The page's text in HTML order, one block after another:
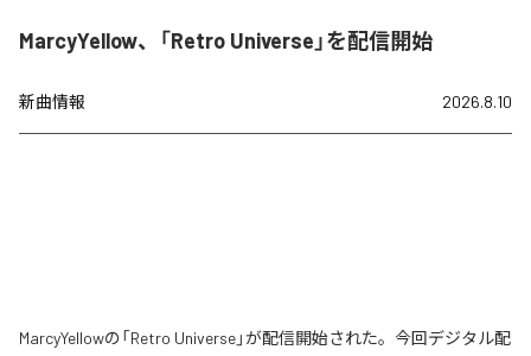
MarcyYellow、「Retro Universe」を配信開始
新曲情報 2026.8.10
MarcyYellowの「Retro Universe」が配信開始された。今回デジタル配